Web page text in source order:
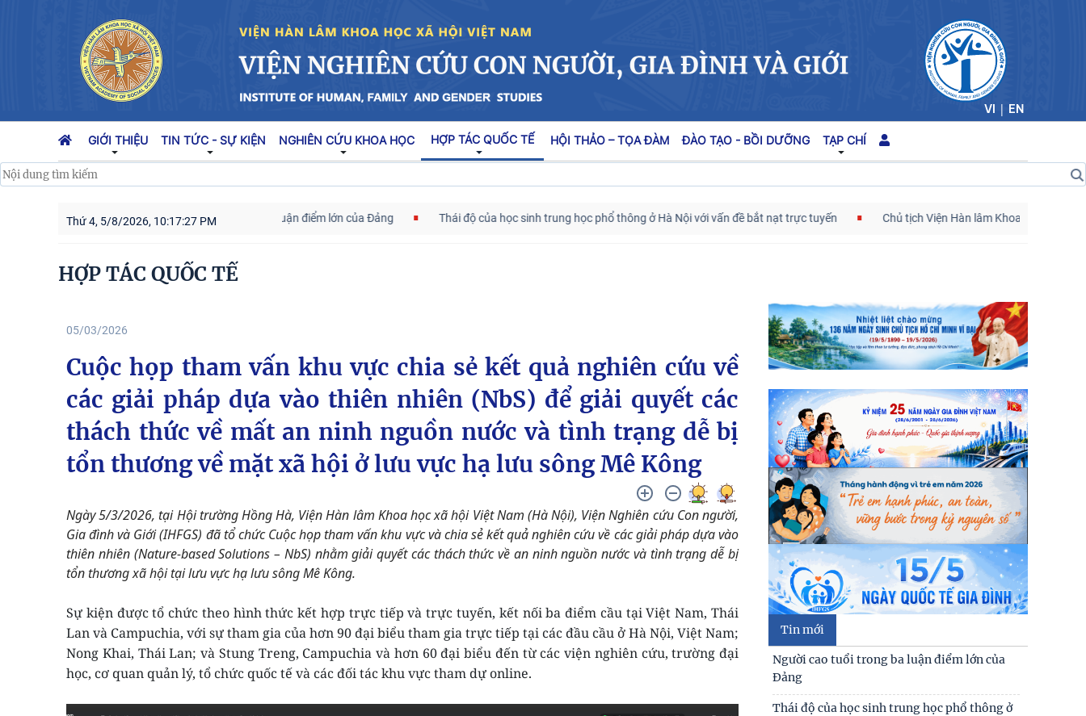
VI | EN
GIỚI THIỆU TIN TỨC - SỰ KIỆN NGHIÊN CỨU KHOA HỌC HỢP TÁC QUỐC TẾ HỘI THẢO – TỌA ĐÀM ĐÀO TẠO - BỒI DƯỠNG TẠP CHÍ
Thứ 4, 5/8/2026, 10:17:28 PM
Người cao tuổi trong ba luận điểm lớn của Đảng Thái độ của học sinh trung học phổ thông ở Hà Nội với vấn đề bắt nạt trực tuyến Chủ tịch Viện Hàn lâm Khoa học xã hội Việt Nam
HỢP TÁC QUỐC TẾ
05/03/2026
Cuộc họp tham vấn khu vực chia sẻ kết quả nghiên cứu về
các giải pháp dựa vào thiên nhiên (NbS) để giải quyết các
thách thức về mất an ninh nguồn nước và tình trạng dễ bị
tổn thương về mặt xã hội ở lưu vực hạ lưu sông Mê Kông
Ngày 5/3/2026, tại Hội trường Hồng Hà, Viện Hàn lâm Khoa học xã hội Việt Nam (Hà Nội), Viện Nghiên cứu Con người,
Gia đình và Giới (IHFGS) đã tổ chức Cuộc họp tham vấn khu vực và chia sẻ kết quả nghiên cứu về các giải pháp dựa vào
thiên nhiên (Nature-based Solutions – NbS) nhằm giải quyết các thách thức về an ninh nguồn nước và tình trạng dễ bị
tổn thương xã hội tại lưu vực hạ lưu sông Mê Kông.
Sự kiện được tổ chức theo hình thức kết hợp trực tiếp và trực tuyến, kết nối ba điểm cầu tại Việt Nam, Thái
Lan và Campuchia, với sự tham gia của hơn 90 đại biểu tham gia trực tiếp tại các đầu cầu ở Hà Nội, Việt Nam;
Nong Khai, Thái Lan; và Stung Treng, Campuchia và hơn 60 đại biểu đến từ các viện nghiên cứu, trường đại
học, cơ quan quản lý, tổ chức quốc tế và các đối tác khu vực tham dự online.
Tin mới
Người cao tuổi trong ba luận điểm lớn của
Đảng
Thái độ của học sinh trung học phổ thông ở